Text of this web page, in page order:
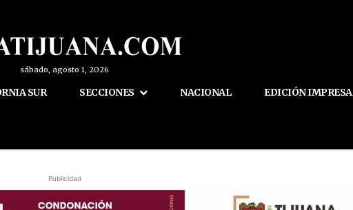
sábado, agosto 1, 2026
SUR SECCIONES NACIONAL EDICIÓN IMPRESA
Publicidad